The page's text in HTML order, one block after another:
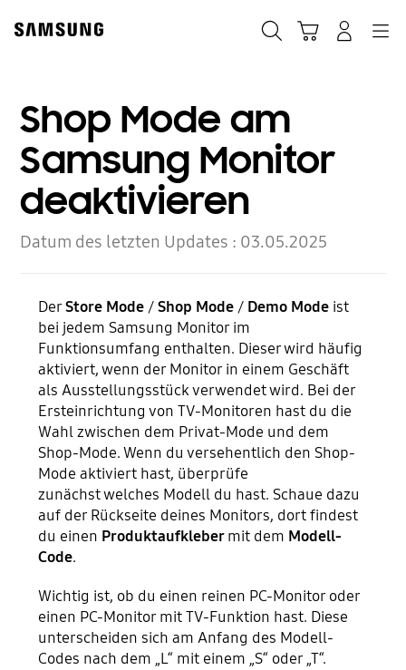
content
accessibility
Shop Mode am
Samsung Monitor
deaktivieren
Datum des letzten Updates : 03.05.2025
DerStore Mode/Shop Mode/ Demo Mode ist
bei jedem Samsung Monitor im
Funktionsumfang enthalten. Dieser wird häufig
aktiviert, wenn der Monitor in einem Geschäft
als Ausstellungsstück verwendet wird. Bei der
Ersteinrichtung von TV-Monitoren hast du die
Wahl zwischen dem Privat-Mode und dem
Shop-Mode. Wenn du versehentlich den Shop-
Mode aktiviert hast, überprüfe
zunächst welches Modell du hast. Schaue dazu
auf der Rückseite deines Monitors, dort findest
du einen Produktaufklebermit dem Modell-
Code.
Wichtig ist, ob du einen reinen PC-Monitor oder
einen PC-Monitor mit TV-Funktion hast. Diese
unterscheiden sich am Anfang des Modell-
Codes nach dem „L“ mit einem „S“ oder „T“.